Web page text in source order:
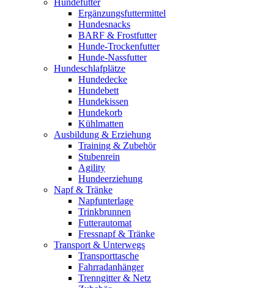
Hundefutter
Ergänzungsfuttermittel
Hundesnacks
BARF & Frostfutter
Hunde-Trockenfutter
Hunde-Nassfutter
Hundeschlafplätze
Hundedecke
Hundebett
Hundekissen
Hundekorb
Kühlmatten
Ausbildung & Erziehung
Training & Zubehör
Stubenrein
Agility
Hundeerziehung
Napf & Tränke
Napfunterlage
Trinkbrunnen
Futterautomat
Fressnapf & Tränke
Transport & Unterwegs
Transporttasche
Fahrradanhänger
Trenngitter & Netz